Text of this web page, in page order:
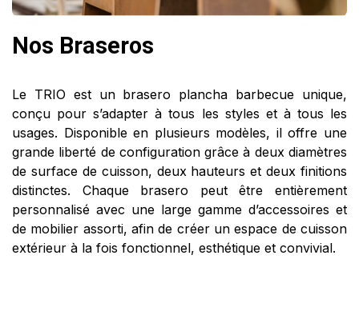
Nos Braseros
Le TRIO est un brasero plancha barbecue unique,
conçu pour s’adapter à tous les styles et à tous les
usages. Disponible en plusieurs modèles, il offre une
grande liberté de configuration grâce à deux diamètres
de surface de cuisson, deux hauteurs et deux finitions
distinctes. Chaque brasero peut être entièrement
personnalisé avec une large gamme d’accessoires et
de mobilier assorti, afin de créer un espace de cuisson
extérieur à la fois fonctionnel, esthétique et convivial.